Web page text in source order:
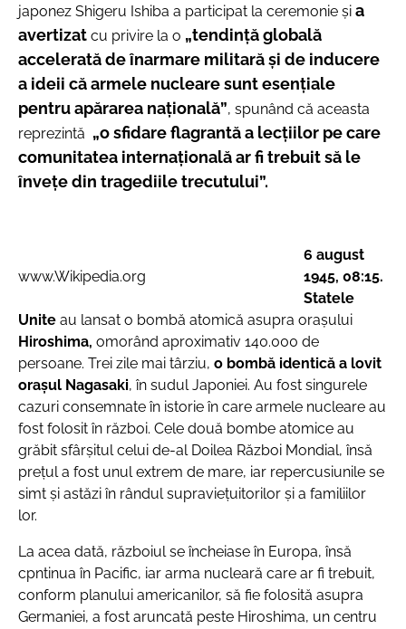
japonez Shigeru Ishiba a participat la ceremonie şi a
avertizat cu privire la o „tendință globală
accelerată de înarmare militară şi de inducere
a ideii că armele nucleare sunt esențiale
pentru apărarea națională”, spunând că aceasta
reprezintă „o sfidare flagrantă a lecțiilor pe care
comunitatea internațională ar fi trebuit să le
învețe din tragediile trecutului”.
www.Wikipedia.org
6 august
1945, 08:15.
Statele
Unite au lansat o bombă atomică asupra orașului
Hiroshima, omorând aproximativ 140.000 de
persoane. Trei zile mai târziu, o bombă identică a lovit
orașul Nagasaki, în sudul Japoniei. Au fost singurele
cazuri consemnate în istorie în care armele nucleare au
fost folosit în război. Cele două bombe atomice au
grăbit sfârșitul celui de-al Doilea Război Mondial, însă
preţul a fost unul extrem de mare, iar repercusiunile se
simt şi astăzi în rândul supravieţuitorilor şi a familiilor
lor.
La acea dată, războiul se încheiase în Europa, însă
cpntinua în Pacific, iar arma nucleară care ar fi trebuit,
conform planului americanilor, să fie folosită asupra
Germaniei, a fost aruncată peste Hiroshima, un centru